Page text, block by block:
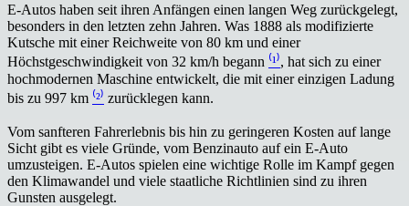
E-Autos haben seit ihren Anfängen einen langen Weg zurückgelegt,
besonders in den letzten zehn Jahren. Was 1888 als modifizierte
Kutsche mit einer Reichweite von 80 km und einer
Höchstgeschwindigkeit von 32 km/h begann ⁽¹⁾, hat sich zu einer
hochmodernen Maschine entwickelt, die mit einer einzigen Ladung
bis zu 997 km ⁽²⁾ zurücklegen kann.
Vom sanfteren Fahrerlebnis bis hin zu geringeren Kosten auf lange
Sicht gibt es viele Gründe, vom Benzinauto auf ein E-Auto
umzusteigen. E-Autos spielen eine wichtige Rolle im Kampf gegen
den Klimawandel und viele staatliche Richtlinien sind zu ihren
Gunsten ausgelegt.